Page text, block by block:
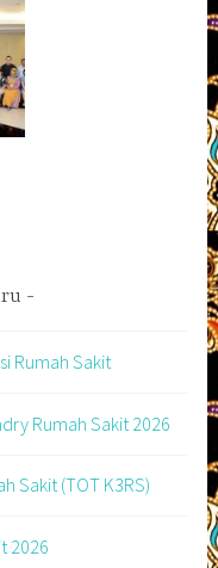
Rumah Sakit
Rumah Sakit 2026
Sakit (TOT K3RS)
2026